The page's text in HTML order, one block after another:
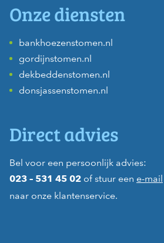
Onze diensten
bankhoezenstomen.nl
gordijnstomen.nl
dekbeddenstomen.nl
donsjassenstomen.nl
Direct advies
Bel voor een persoonlijk advies:
023 – 531 45 02 of stuur een e-mail
naar onze klantenservice.